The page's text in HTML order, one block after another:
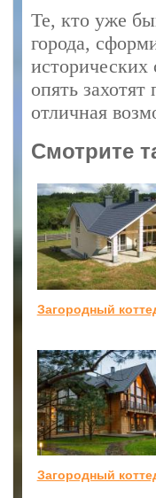
Те, кто уже
города,
опять
отличная
Смотрите
Загородный
Загородный